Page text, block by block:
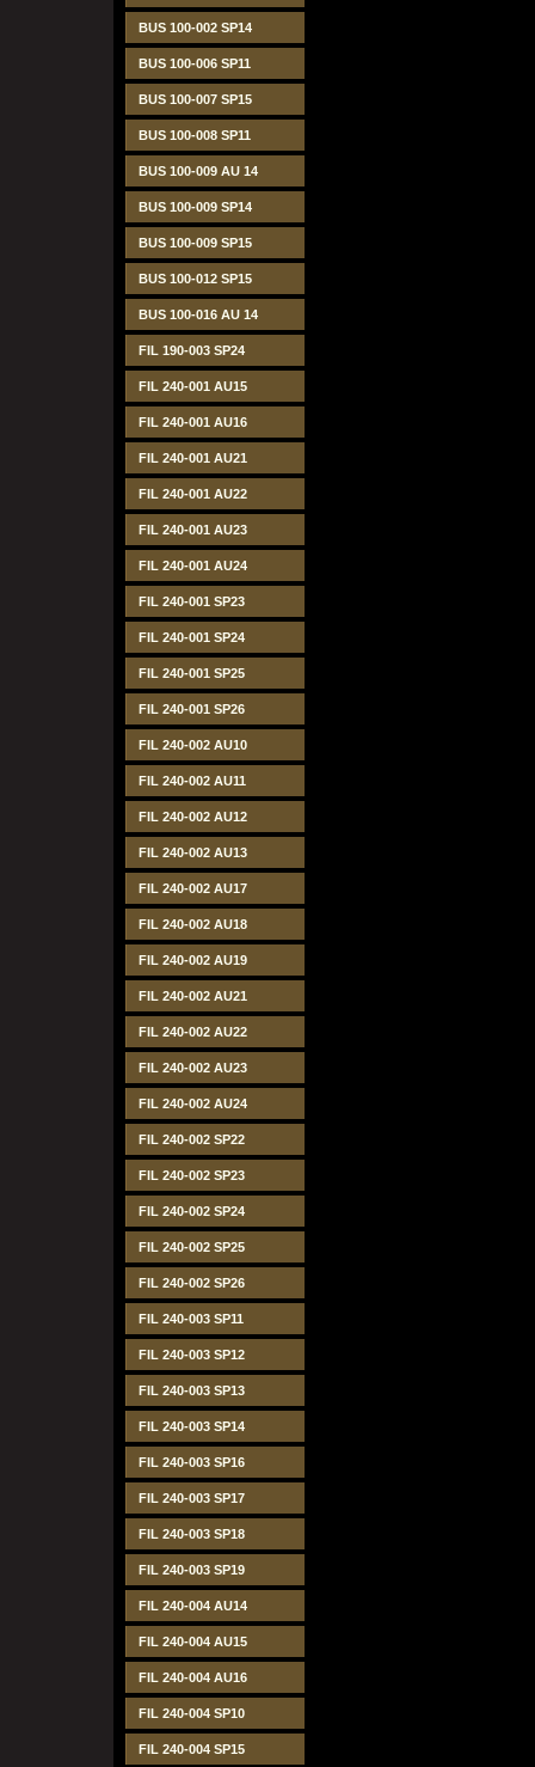
BUS 100-002 SP14
BUS 100-006 SP11
BUS 100-007 SP15
BUS 100-008 SP11
BUS 100-009 AU 14
BUS 100-009 SP14
BUS 100-009 SP15
BUS 100-012 SP15
BUS 100-016 AU 14
FIL 190-003 SP24
FIL 240-001 AU15
FIL 240-001 AU16
FIL 240-001 AU21
FIL 240-001 AU22
FIL 240-001 AU23
FIL 240-001 AU24
FIL 240-001 SP23
FIL 240-001 SP24
FIL 240-001 SP25
FIL 240-001 SP26
FIL 240-002 AU10
FIL 240-002 AU11
FIL 240-002 AU12
FIL 240-002 AU13
FIL 240-002 AU17
FIL 240-002 AU18
FIL 240-002 AU19
FIL 240-002 AU21
FIL 240-002 AU22
FIL 240-002 AU23
FIL 240-002 AU24
FIL 240-002 SP22
FIL 240-002 SP23
FIL 240-002 SP24
FIL 240-002 SP25
FIL 240-002 SP26
FIL 240-003 SP11
FIL 240-003 SP12
FIL 240-003 SP13
FIL 240-003 SP14
FIL 240-003 SP16
FIL 240-003 SP17
FIL 240-003 SP18
FIL 240-003 SP19
FIL 240-004 AU14
FIL 240-004 AU15
FIL 240-004 AU16
FIL 240-004 SP10
FIL 240-004 SP15